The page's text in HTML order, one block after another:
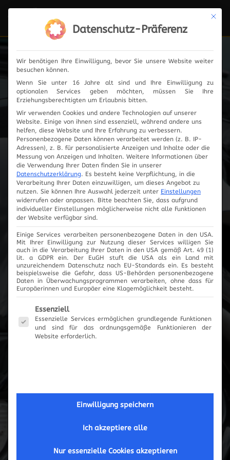
KODIERSTECKER
Wieder verfügbar!
Mit
Datenschutz-Präferenz
Wir benötigen Ihre Einwilligung, bevor Sie unsere Website weiter
besuchen können.
Wenn Sie unter 16 Jahre alt sind und Ihre Einwilligung zu
optionalen Services geben möchten, müssen Sie Ihre
Erziehungsberechtigten um Erlaubnis bitten.
Wir verwenden Cookies und andere Technologien auf unserer
Website. Einige von ihnen sind essenziell, während andere uns
helfen, diese Website und Ihre Erfahrung zu verbessern.
Personenbezogene Daten können verarbeitet werden (z. B. IP-
Adressen), z. B. für personalisierte Anzeigen und Inhalte oder die
Messung von Anzeigen und Inhalten. Weitere Informationen über
die Verwendung Ihrer Daten finden Sie in unserer
Datenschutzerklärung. Es besteht keine Verpflichtung, in die
Verarbeitung Ihrer Daten einzuwilligen, um dieses Angebot zu
nutzen. Sie können Ihre Auswahl jederzeit unter Einstellungen
widerrufen oder anpassen. Bitte beachten Sie, dass aufgrund
individueller Einstellungen möglicherweise nicht alle Funktionen
der Website verfügbar sind.
Einige Services verarbeiten personenbezogene Daten in den USA.
Mit Ihrer Einwilligung zur Nutzung dieser Services willigen Sie
auch in die Verarbeitung Ihrer Daten in den USA gemäß Art. 49 (1)
lit. a GDPR ein. Der EuGH stuft die USA als ein Land mit
unzureichendem Datenschutz nach EU-Standards ein. Es besteht
beispielsweise die Gefahr, dass US-Behörden personenbezogene
Daten in Überwachungsprogrammen verarbeiten, ohne dass für
Europäerinnen und Europäer eine Klagemöglichkeit besteht.
Es folgt eine Liste der Service-Gruppen, für die eine
Essenziell
Essenzielle Services ermöglichen grundlegende Funktionen
und sind für das ordnungsgemäße Funktionieren der
Website erforderlich.
Einwilligung speichern
Ich akzeptiere alle
Nur essenzielle Cookies akzeptieren